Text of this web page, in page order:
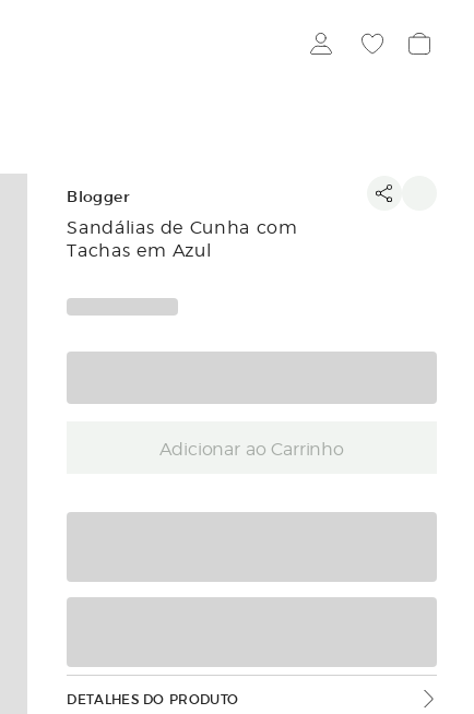
Blogger
Sandálias de Cunha com
Tachas em Azul
Adicionar ao Carrinho
DETALHES DO PRODUTO